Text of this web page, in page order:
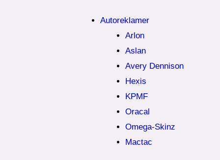
Autoreklamer
Arlon
Aslan
Avery Dennison
Hexis
KPMF
Oracal
Omega-Skinz
Mactac